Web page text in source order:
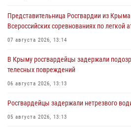
Представительница Росгвардии из
Всероссийских соревнованиях по легкой
07 августа 2026, 13:14
В Крыму росгвардейцы задержали
телесных повреждений
06 августа 2026, 13:13
Росгвардейцы задержали нетрезвого
05 августа 2026, 13:13